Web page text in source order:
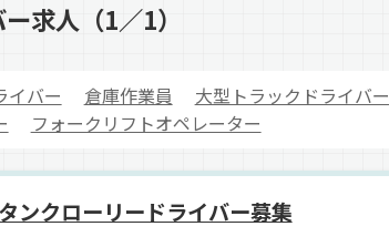
求人（1／1）
イバー 倉庫作業員 大型トラックドライバー
フォークリフトオペレーター
ンクローリードライバー募集